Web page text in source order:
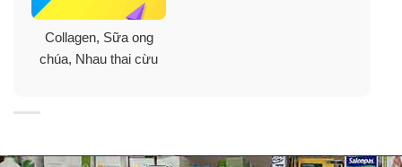
Nước Collagen đẹp da Hebora – Enrich Damask Rose Water
500ml (Mẫu mới)
Collagen, Sữa ong
chúa, Nhau thai cừu